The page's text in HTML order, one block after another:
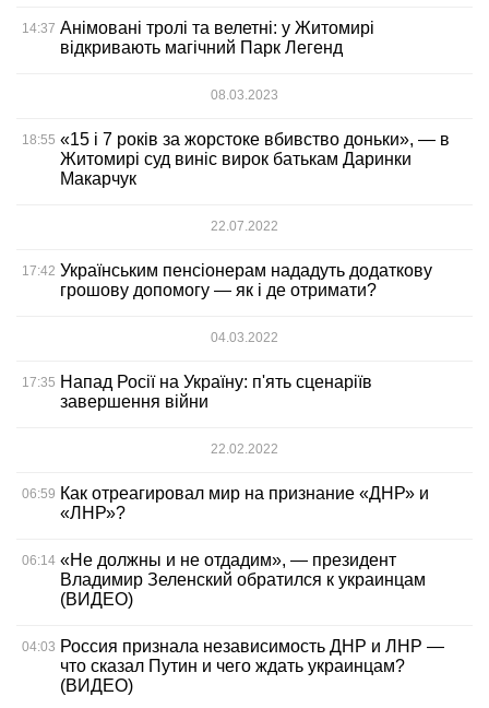
14:37 Анімовані тролі та велетні: у Житомирі
відкривають магічний Парк Легенд
08.03.2023
18:55 «15 і 7 років за жорстоке вбивство доньки», — в
Житомирі суд виніс вирок батькам Даринки
Макарчук
22.07.2022
17:42 Українським пенсіонерам нададуть додаткову
грошову допомогу — як і де отримати?
04.03.2022
17:35 Напад Росії на Україну: п'ять сценаріїв
завершення війни
22.02.2022
06:59 Как отреагировал мир на признание «ДНР» и
«ЛНР»?
06:14 «Не должны и не отдадим», — президент
Владимир Зеленский обратился к украинцам
(ВИДЕО)
04:03 Россия признала независимость ДНР и ЛНР —
что сказал Путин и чего ждать украинцам?
(ВИДЕО)